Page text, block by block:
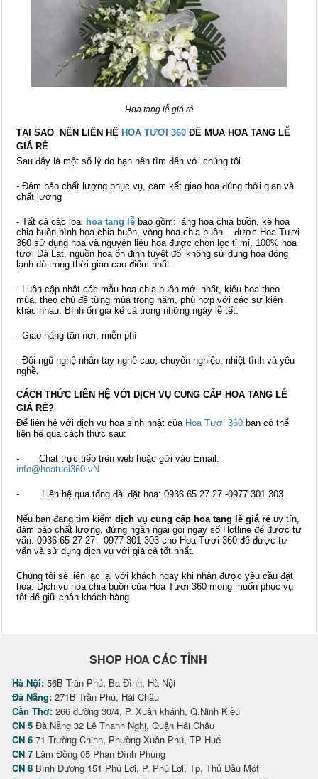
Hoa tang lễ giá rẻ
TẠI SAO NÊN LIÊN HỆ HOA TƯƠI 360 ĐỂ MUA HOA TANG LỄ
GIÁ RẺ
Sau đây là một số lý do bạn nên tìm đến với chúng tôi
- Đảm bảo chất lượng phục vụ, cam kết giao hoa đúng thời gian và
chất lượng
- Tất cả các loại hoa tang lễ bao gồm: lãng hoa chia buồn, kệ hoa
chia buồn,bình hoa chia buồn, vòng hoa chia buồn... được Hoa Tươi
360 sử dụng hoa và nguyên liệu hoa được chọn lọc tỉ mỉ, 100% hoa
tươi Đà Lạt, nguồn hoa ổn định tuyệt đối không sử dụng hoa đông
lạnh dù trong thời gian cao điểm nhất.
- Luôn cập nhật các mẫu hoa chia buồn mới nhất, kiểu hoa theo
mùa, theo chủ đề từng mùa trong năm, phù hợp với các sự kiện
khác nhau. Bình ổn giá kể cả trong những ngày lễ tết.
- Giao hàng tận nơi, miễn phí
- Đội ngũ nghệ nhân tay nghề cao, chuyên nghiệp, nhiệt tình và yêu
nghề.
CÁCH THỨC LIÊN HỆ VỚI DỊCH VỤ CUNG CẤP HOA TANG LỄ
GIÁ RẺ?
Để liên hệ với dịch vụ hoa sinh nhật của Hoa Tươi 360 bạn có thể
liên hệ qua cách thức sau:
- Chat trực tiếp trên web hoặc gửi vào Email:
info@hoatuoi360.vN
- Liên hệ qua tổng đài đặt hoa: 0936 65 27 27 -0977 301 303
Nếu bạn đang tìm kiếm dịch vụ cung cấp hoa tang lễ giá rẻ uy tín,
đảm bảo chất lượng, đừng ngần ngại gọi ngay số Hotline để được tư
vấn: 0936 65 27 27 - 0977 301 303 cho Hoa Tươi 360 để được tư
vấn và sử dụng dịch vụ với giá cả tốt nhất.
Chúng tôi sẽ liên lạc lại với khách ngay khi nhận được yêu cầu đặt
hoa. Dịch vu hoa chia buồn của Hoa Tươi 360 mong muốn phục vụ
tốt để giữ chân khách hàng.
SHOP HOA CÁC TỈNH
Hà Nội: 56B Trần Phú, Ba Đình, Hà Nội
Đà Nẵng: 271B Trần Phú, Hải Châu
Cần Thơ: 266 đường 30/4, P. Xuân khánh, Q.Ninh Kiều
CN 5 Đà Nẵng 32 Lê Thanh Nghị, Quận Hải Châu
CN 6 71 Trường Chinh, Phường Xuân Phú, TP Huế
CN 7 Lâm Đồng 05 Phan Đình Phùng
CN 8 Bình Dương 151 Phú Lợi, P. Phú Lợi, Tp. Thủ Dầu Một